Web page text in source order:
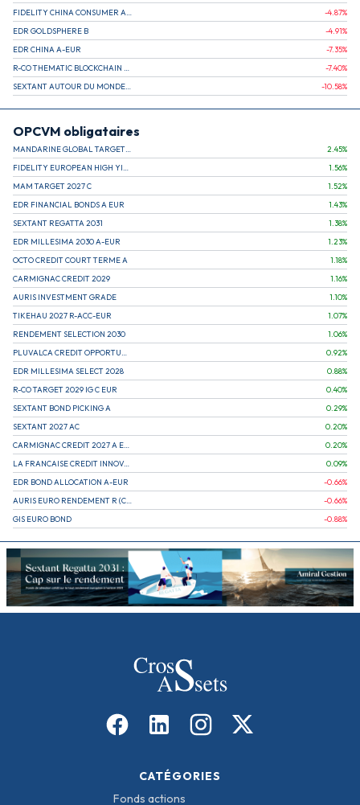
-4.87%
EDR GOLDSPHERE B
-4.91%
EDR CHINA A-EUR
-7.35%
-7.40%
-10.58%
OPCVM obligataires
2.45%
1.56%
MAM TARGET 2027 C
1.52%
EDR FINANCIAL BONDS A EUR
1.43%
SEXTANT REGATTA 2031
1.38%
EDR MILLESIMA 2030 A-EUR
1.23%
OCTO CREDIT COURT TERME A
1.18%
CARMIGNAC CREDIT 2029
1.16%
AURIS INVESTMENT GRADE
1.10%
TIKEHAU 2027 R-ACC-EUR
1.07%
RENDEMENT SELECTION 2030
1.06%
0.92%
EDR MILLESIMA SELECT 2028
0.88%
R-CO TARGET 2029 IG C EUR
0.40%
SEXTANT BOND PICKING A
0.29%
SEXTANT 2027 AC
0.20%
0.20%
LA FRANCAISE CREDIT INNOVATION
0.09%
EDR BOND ALLOCATION A-EUR
-0.66%
-0.66%
GIS EURO BOND
-0.88%
CATÉGORIES
Fonds actions